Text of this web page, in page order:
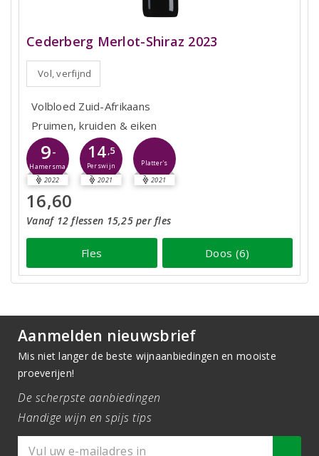
Cederberg Merlot-Shiraz 2023
Vol, verfijnd
Volbloed Zuid-Afrikaans
Pruimen, kruiden & eiken
9-
Hamersma
2022
14,5
Perswijn
2021
Platter's
2021
16,60
Vanaf 12 flessen 15,25 per fles
Fles Doos (6)
Aanmelden nieuwsbrief
Mis niet langer de beste wijnaanbiedingen en mooiste
proeverijen!
De scherpste aanbiedingen
Handige wijn en spijs tips